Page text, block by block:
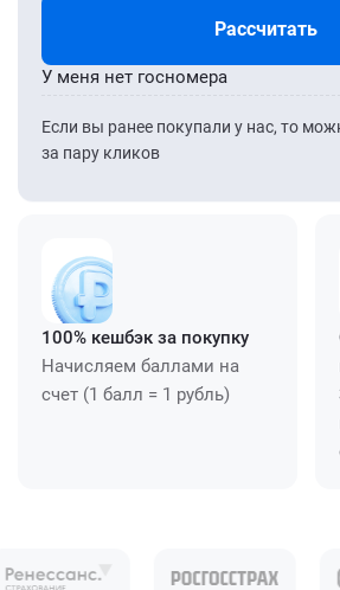
Рассчитать
Если вы ранее покупали у нас, то
за пару кликов
У меня нет госномера
100% кешбэк за покупку
Начисляем баллами на
счет (1 балл = 1 рубль)